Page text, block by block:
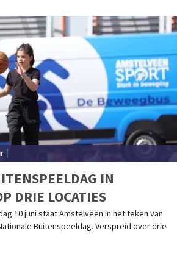
IN
DRIE LOCATIES
10 juni staat Amstelveen in het teken van
Buitenspeeldag. Verspreid over drie